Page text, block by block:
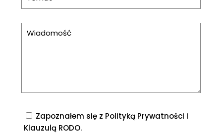
Zapoznałem się z Polityką Prywatności i
Klauzulą RODO.